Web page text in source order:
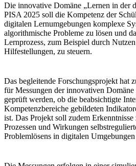
Die innovative Domäne „Lernen in der
PISA 2025 soll die Kompetenz der
digitalen Lernumgebungen komplexe
algorithmische Probleme zu lösen und
Lernprozess, zum Beispiel durch
Hilfestellungen, zu steuern.
Das begleitende Forschungsprojekt hat
für Messungen der innovativen
geprüft werden, ob die beabsichtigte
Kompetenzbereiche gebildeten
ist. Das Projekt soll zudem Erkenntnisse
Prozessen und Wirkungen
Problemlösens in digitalen